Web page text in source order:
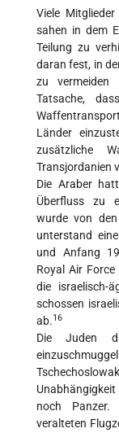
Viele
sahen in dem
Teilung zu
daran fest, in
zu
Tatsache,
Länder
zusätzliche
Transjordanien
Die Araber
Überfluss zu
wurde von
unterstand
und Anfang
Royal Air
die israelisch-
schossen
ab.16
Die Juden
Unabhängigkeit
noch
veralteten